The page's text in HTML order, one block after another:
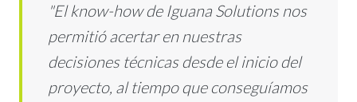
"El know-how de Iguana Solutions nos
permitió acertar en nuestras
decisiones técnicas desde el inicio del
proyecto, al tiempo que conseguíamos